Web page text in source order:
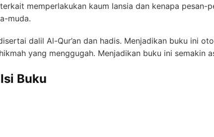
memperlakukan kaum lansia dan kenapa pesan-
muda.
dalil Al-Qur’an dan hadis. Menjadikan buku ini
yang menggugah. Menjadikan buku ini semakin
Isi Buku